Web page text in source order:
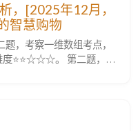
，[2025年12月，
智慧购物
题，考察一维数组考点，
度⭐⭐☆☆☆。 第二题，小
...